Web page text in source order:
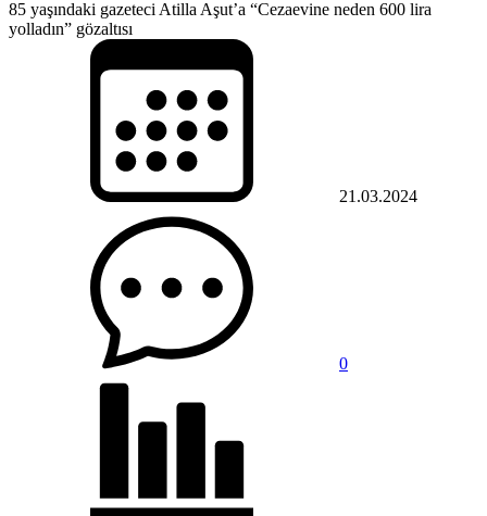
85 yaşındaki gazeteci Atilla Aşut’a “Cezaevine neden 600 lira
yolladın” gözaltısı
21.03.2024
0